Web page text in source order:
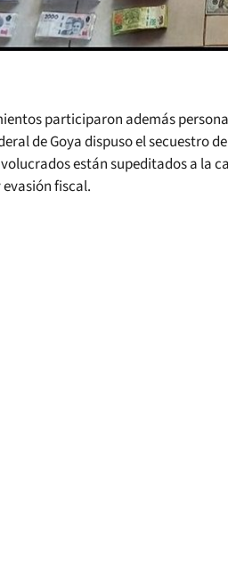
participaron además
de Goya dispuso el secuestro
están supeditados a la
fiscal.